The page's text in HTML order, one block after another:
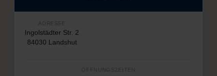
ADRESSE
Ingolstädter Str. 2
84030 Landshut
ÖFFNUNGSZEITEN